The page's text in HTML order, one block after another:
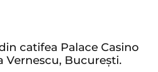
catifea Palace Casino
Vernescu, București.